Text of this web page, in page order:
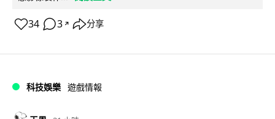
34 3 ↗ 分享
科技娛樂 遊戲情報